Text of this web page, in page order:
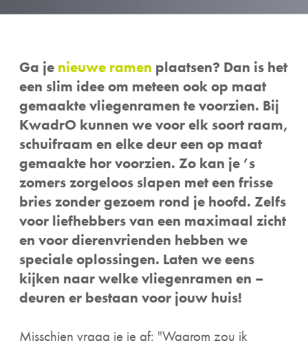
Ga je nieuwe ramen plaatsen? Dan is het
een slim idee om meteen ook op maat
gemaakte vliegenramen te voorzien. Bij
KwadrO kunnen we voor elk soort raam,
schuifraam en elke deur een op maat
gemaakte hor voorzien. Zo kan je ’s
zomers zorgeloos slapen met een frisse
bries zonder gezoem rond je hoofd. Zelfs
voor liefhebbers van een maximaal zicht
en voor dierenvrienden hebben we
speciale oplossingen. Laten we eens
kijken naar welke vliegenramen en –
deuren er bestaan voor jouw huis!
Misschien vraag je je af: "Waarom zou ik